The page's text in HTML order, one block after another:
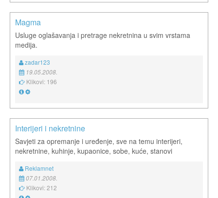
Magma
Usluge oglašavanja i pretrage nekretnina u svim vrstama
medija.
zadar123
19.05.2008.
Klikovi: 196
Interijeri i nekretnine
Savjeti za opremanje i uređenje, sve na temu interijeri,
nekretnine, kuhinje, kupaonice, sobe, kuće, stanovi
Reklamnet
07.01.2008.
Klikovi: 212